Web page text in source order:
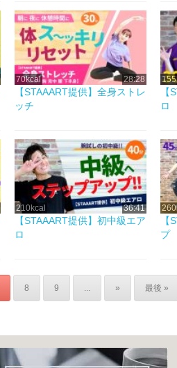
28:28
70kcal
【STAAART提供】全身ストレ
ッチ
【
ロ
36:41
210kcal
【STAAART提供】初中級エア
ロ
【
プ
8 9 ... » 最後 »